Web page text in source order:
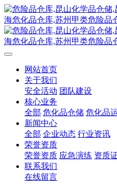
网站首页
关于我们
安全活动 团队建设
核心业务
全部 危化品仓储 危化品
新闻中心
全部 企业动态 行业资讯
荣誉资质
荣誉资质 应急演练 资质
联系我们
在线留言